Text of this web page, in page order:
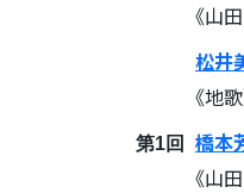
《山
松井
《地歌
第1回
橋本
《山